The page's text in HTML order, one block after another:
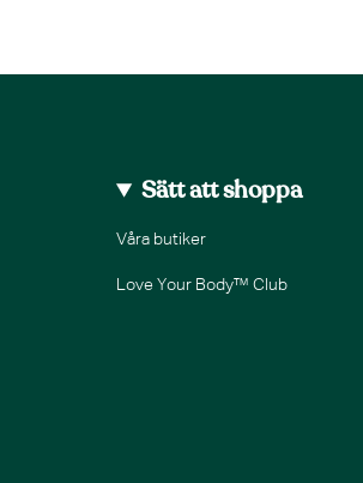
Sätt att shoppa
Våra butiker
Love Your Body™ Club